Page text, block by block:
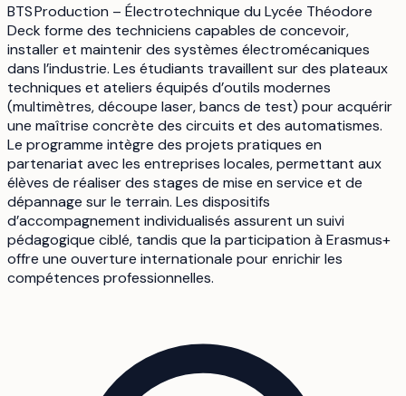
BTS Production – Électrotechnique du Lycée Théodore
Deck forme des techniciens capables de concevoir,
installer et maintenir des systèmes électromécaniques
dans l’industrie. Les étudiants travaillent sur des plateaux
techniques et ateliers équipés d’outils modernes
(multimètres, découpe laser, bancs de test) pour acquérir
une maîtrise concrète des circuits et des automatismes.
Le programme intègre des projets pratiques en
partenariat avec les entreprises locales, permettant aux
élèves de réaliser des stages de mise en service et de
dépannage sur le terrain. Les dispositifs
d’accompagnement individualisés assurent un suivi
pédagogique ciblé, tandis que la participation à Erasmus+
offre une ouverture internationale pour enrichir les
compétences professionnelles.